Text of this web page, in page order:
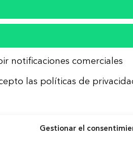
Gestionar el
notificaciones comerciales
las políticas de